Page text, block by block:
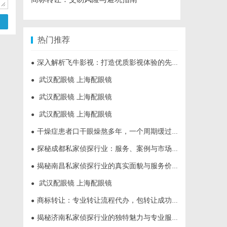
热门推荐
● 深入解析飞牛影视：打造优质影视体验的先锋平台
● 武汉配眼镜 上海配眼镜
● 武汉配眼镜 上海配眼镜
● 武汉配眼镜 上海配眼镜
● 干燥症患者口干眼燥熬多年，一个周期缓过来？老中医：一张辨证方对症，身体找回津液
● 探秘成都私家侦探行业：服务、案例与市场现状全面解析
● 揭秘南昌私家侦探行业的真实面貌与服务价值详解
● 武汉配眼镜 上海配眼镜
● 商标转让：专业转让流程代办，包转让成功再付款
● 揭秘济南私家侦探行业的独特魅力与专业服务